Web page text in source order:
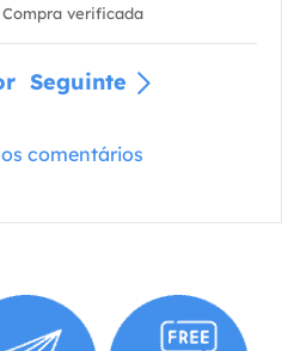
Compra verificada
Seguinte
comentários